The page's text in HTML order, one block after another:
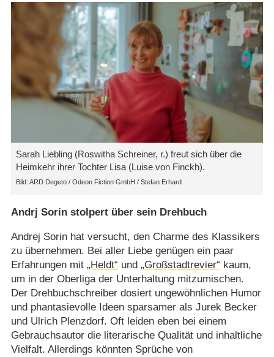
Sarah Liebling (Roswitha Schreiner, r.) freut sich über die
Heimkehr ihrer Tochter Lisa (Luise von Finckh).
ARD Degeto /​ Odeon Fiction GmbH /​ Stefan Erhard
Andrj Sorin stolpert über sein Drehbuch
Andrej Sorin hat versucht, den Charme des Klassikers
zu übernehmen. Bei aller Liebe genügen ein paar
Erfahrungen mit „Heldt“ und „Großstadtrevier“ kaum,
um in der Oberliga der Unterhaltung mitzumischen.
Der Drehbuchschreiber dosiert ungewöhnlichen Humor
und phantasievolle Ideen sparsamer als Jurek Becker
und Ulrich Plenzdorf. Oft leiden eben bei einem
Gebrauchsautor die literarische Qualität und inhaltliche
Vielfalt. Allerdings könnten Sprüche von